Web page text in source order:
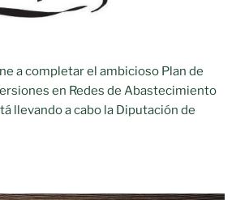
a completar el ambicioso Plan de
en Redes de Abastecimiento
llevando a cabo la Diputación de